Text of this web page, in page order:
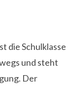
die Schulklasse
und steht
Der